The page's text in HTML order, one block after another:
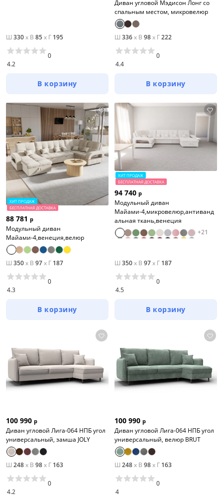
Ш 330x В 85x Г 195
4.2
0
В корзину
Диван угловой Мэдисон Лонг со
спальным местом, микровелюр
Ш 336x В 98x Г222
4.4
0
В корзину
ХИТ ПРОДАЖ
БЕСПЛАТНАЯ ДОСТАВКА
88 781 р
Модульный диван
Майами-4,венеция,велюр
Ш 350x В 97x Г 187
4.3
0
В корзину
ХИТ ПРОДАЖ
БЕСПЛАТНАЯ ДОСТАВКА
94 740 р
Модульный диван
Майами-4,микровелюр,антиванд
альная ткань,венеция
+21
Ш 350x В 97x Г 187
4.5
0
В корзину
100 990 р
Диван угловой Лига-064 НПБ угол
универсальный, замша JOLY
Ш 248x В 98x Г 163
4.2
0
100 990 р
Диван угловой Лига-064 НПБ угол
универсальный, велюр BRUT
Ш 248x В 98x Г 163
4
0